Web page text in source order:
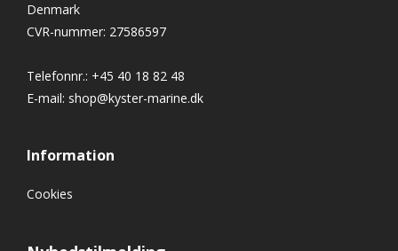
Denmark
CVR-nummer: 27586597
Telefonnr.: +45 40 18 82 48
E-mail: shop@kyster-marine.dk
Information
Cookies